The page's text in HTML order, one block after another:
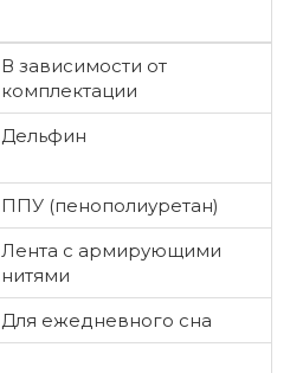
В зависимости от
комплектации
Дельфин
ППУ (пенополиуретан)
Лента с армирующими
нитями
Для ежедневного сна